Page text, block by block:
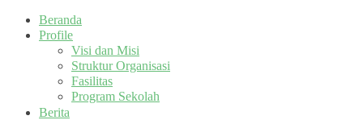
Beranda
Profile
Visi dan Misi
Struktur Organisasi
Fasilitas
Program Sekolah
Berita